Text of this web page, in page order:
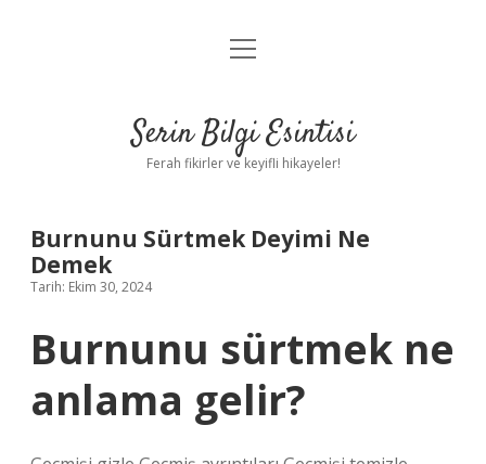
Anasayfa
Yasal Uyarı
menüyü
Serin Bilgi Esintisi
Ferah fikirler ve keyifli hikayeler!
Burnunu Sürtmek Deyimi Ne
Demek
Tarih: Ekim 30, 2024
Burnunu sürtmek ne
anlama gelir?